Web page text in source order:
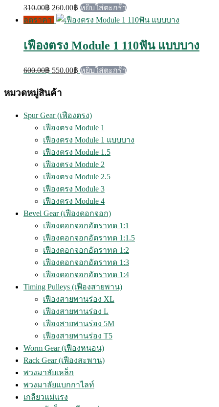
310.00฿ Original
price
was:
260.00฿ Current
price
is:
หยิบใส่ตะกร้า
ลดราคา!
เฟืองตรง Module 1 110ฟัน แบบบาง
600.00฿ Original
price
was:
600.00฿.
550.00฿ Current
price
หยิบใส่ตะกร้า
หมวดหมู่สินค้า
Spur Gear (เฟืองตรง)
เฟืองตรง Module 1
เฟืองตรง Module 1 แบบบาง
เฟืองตรง Module 1.5
เฟืองตรง Module 2
เฟืองตรง Module 2.5
เฟืองตรง Module 3
เฟืองตรง Module 4
Bevel Gear (เฟืองดอกจอก)
เฟืองดอกจอกอัตราทด 1:1
เฟืองดอกจอกอัตราทด 1:1.5
เฟืองดอกจอกอัตราทด 1:2
เฟืองดอกจอกอัตราทด 1:3
เฟืองดอกจอกอัตราทด 1:4
Timing Pulleys (เฟืองสายพาน)
เฟืองสายพานร่อง XL
เฟืองสายพานร่อง L
เฟืองสายพานร่อง 5M
เฟืองสายพานร่อง T5
Worm Gear (เฟืองหนอน)
Rack Gear (เฟืองสะพาน)
พวงมาลัยเหล็ก
พวงมาลัยแบกกาไลท์
เกลียวแม่แรง